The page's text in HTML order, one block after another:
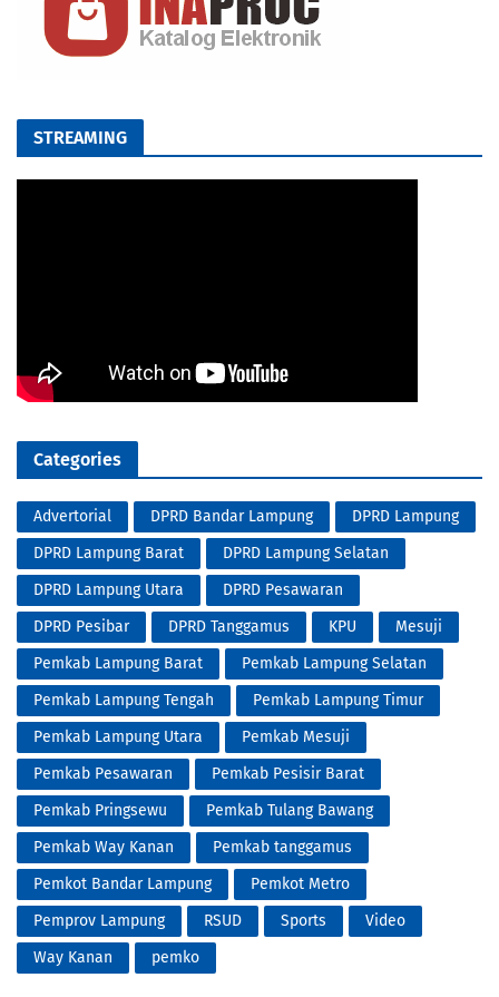
STREAMING
Categories
Advertorial DPRD Bandar Lampung
DPRD Lampung
DPRD Lampung Barat
DPRD Lampung Selatan
DPRD Lampung Utara
DPRD Pesawaran
DPRD Pesibar
DPRD Tanggamus KPU
Mesuji
Pemkab Lampung Barat
Pemkab Lampung Selatan
Pemkab Lampung Tengah
Pemkab Lampung Timur
Pemkab Lampung Utara
Pemkab Mesuji
Pemkab Pesawaran
Pemkab Pesisir Barat
Pemkab Pringsewu
Pemkab Tulang Bawang
Pemkab Way Kanan
Pemkab tanggamus
Pemkot Bandar Lampung
Pemkot Metro
Pemprov Lampung
RSUD Sports
Video
Way Kanan
pemko